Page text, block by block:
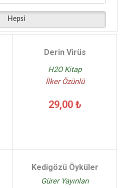
Hepsi
Derin Virüs
H2O Kitap
İlker Özünlü
29,00 ₺
Kedigözü Öyküler
Gürer Yayınları